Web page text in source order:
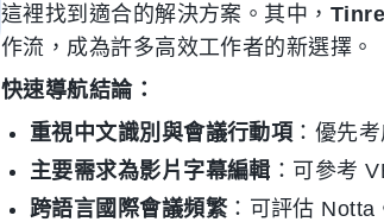
這裡找到適合的解決方案。其中，
作流，成為許多高效工作者的新選擇。
快速導航結論：
重視中文識別與會議行動項 ：優先
主要需求為影片字幕編輯 ：可參考
跨語言國際會議頻繁：可評估 Notta